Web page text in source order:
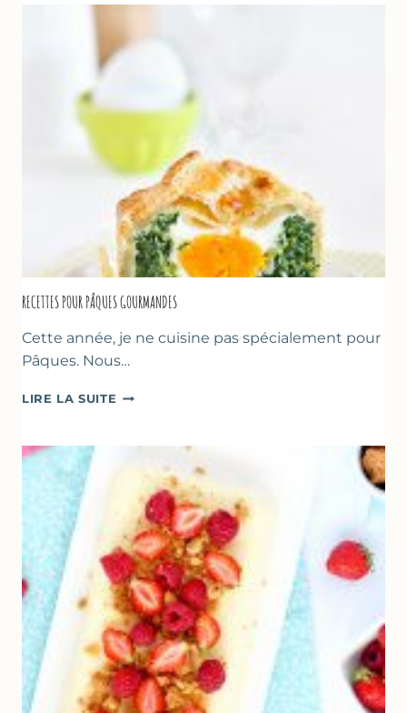
FRAISE
YAOURT
GREC
RECETTES POUR PÂQUES GOURMANDES
Cette année, je ne cuisine pas spécialement pour
Pâques. Nous…
LIRE LA SUITE RECETTES
GOURMANDES